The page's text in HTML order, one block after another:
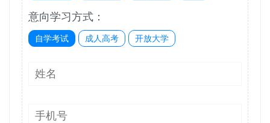
意向学习方式：
自学考试 成人高考 开放大学